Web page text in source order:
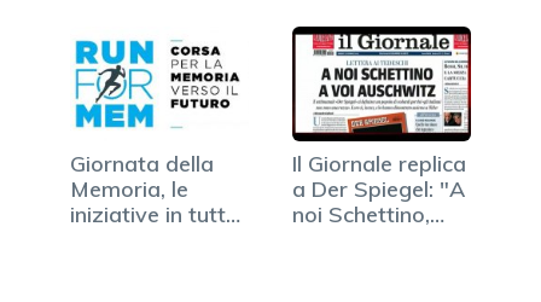
Giornata della
Memoria, le
iniziative in tutta
Il Giornale replica
a Der Spiegel: "A
noi Schettino,…